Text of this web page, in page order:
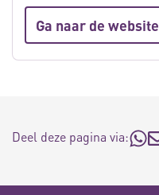
Ga naar de website
Deel deze pagina via: